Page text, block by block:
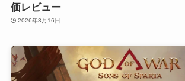
価レビュー
2026年3月16日